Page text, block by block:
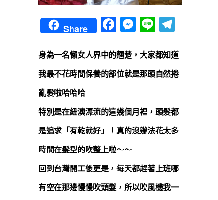
Share Facebook
Messenger
Line
身為一名懶女人界中的翹楚，大家都知道
我最不花時間保養的部位就是那頭自然捲
亂髮啦哈哈哈
特別是在紐澳漂流的這幾個月裡，頭髮都
是追求「有乾就好」！真的沒辦法花太多
時間在髮型的吹整上啦～～
回到台灣開工後更是，每天都趕著上班哪
有空在那邊慢慢吹頭髮，所以吹風機我一